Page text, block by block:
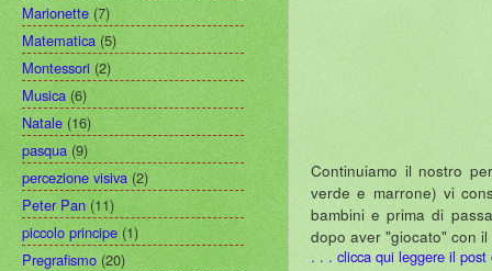
Continuiamo il nostro
verde e marrone) vi
bambini e prima di
dopo aver "giocato" con
. . . clicca qui leggere il post
Marionette (7)
Matematica (5)
Montessori (2)
Musica (6)
Natale (16)
pasqua (9)
percezione visiva (2)
Peter Pan (11)
piccolo principe (1)
Pregrafismo (20)